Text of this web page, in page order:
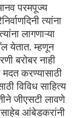
परमपूज्य
त्यांना
लागणाऱ्या
येतात. म्हणून
बरोबर नाही
करण्यासाठी
विविध साहित्य
जीएसटी लावणे
आंबेडकरांनी